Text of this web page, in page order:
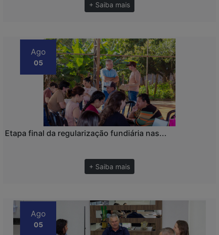
+ Saiba mais
Ago
05
Etapa final da regularização fundiária nas...
+ Saiba mais
Ago
05